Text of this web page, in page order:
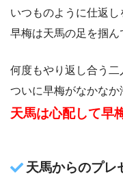
いつものように仕返し
早梅は天馬の足を掴ん
何度もやり返し合う二
ついに早梅がなかなか
天馬は心配して早
天馬からのプレ